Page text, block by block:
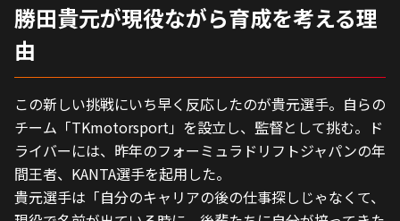
勝田貴元が現役ながら育成を考える理
由
この新しい挑戦にいち早く反応したのが貴元選手。自らの
チーム「TKmotorsport」を設立し、監督として挑む。ド
ライバーには、昨年のフォーミュラドリフトジャパンの年
間王者、KANTA選手を起用した。
貴元選手は「自分のキャリアの後の仕事探しじゃなくて、